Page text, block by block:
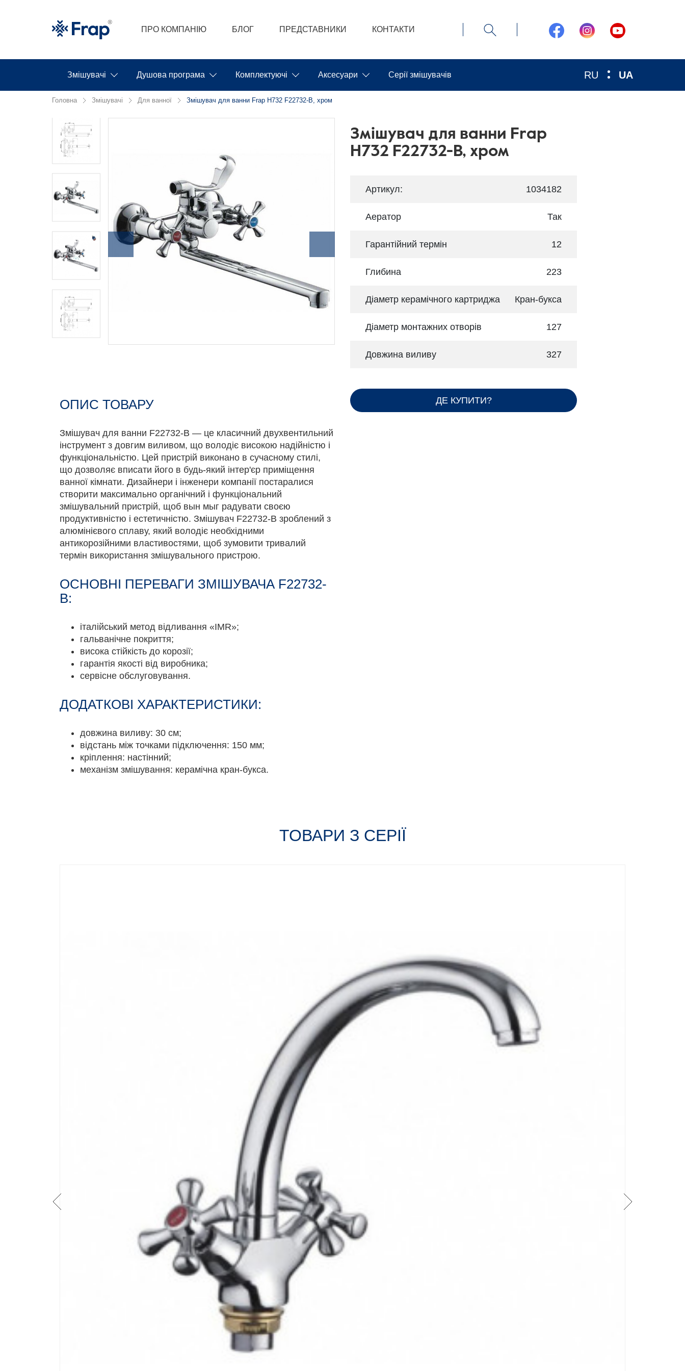
ПРО КОМПАНІЮ БЛОГ ПРЕДСТАВНИКИ КОНТАКТИ
RU UA
Змішувачі Душова програма Комплектуючі Аксесуари Серії змішувачів
Головна Змішувачі Для ванної Змішувач для ванни Frap H732 F22732-B, хром
ОПИС ТОВАРУ
Змішувач для ванни F22732-B — це класичний двухвентильний
інструмент з довгим виливом, що володіє високою надійністю і
функціональністю. Цей пристрій виконано в сучасному стилі,
що дозволяє вписати його в будь-який інтер'єр приміщення
ванної кімнати. Дизайнери і інженери компанії постаралися
створити максимально органічний і функціональний
змішувальний пристрій, щоб вын мыг радувати своєю
продуктивністю і естетичністю. Змішувач F22732-B зроблений з
алюмінієвого сплаву, який володіє необхідними
антикорозійними властивостями, щоб зумовити тривалий
термін використання змішувального пристрою.
ОСНОВНІ ПЕРЕВАГИ ЗМІШУВАЧА F22732-
B:
італійський метод відливання «IMR»;
гальванічне покриття;
висока стійкість до корозії;
гарантія якості від виробника;
сервісне обслуговування.
ДОДАТКОВІ ХАРАКТЕРИСТИКИ:
довжина виливу: 30 см;
відстань між точками підключення: 150 мм;
кріплення: настінний;
механізм змішування: керамічна кран-букса.
Змішувач для ванни Frap
H732 F22732-B, хром
Артикул: 1034182
Аератор Так
Гарантійний термін 12
Глибина 223
Діаметр керамічного картриджа Кран-букса
Діаметр монтажних отворів 127
Довжина виливу 327
ДЕ КУПИТИ?
ТОВАРИ З СЕРІЇ